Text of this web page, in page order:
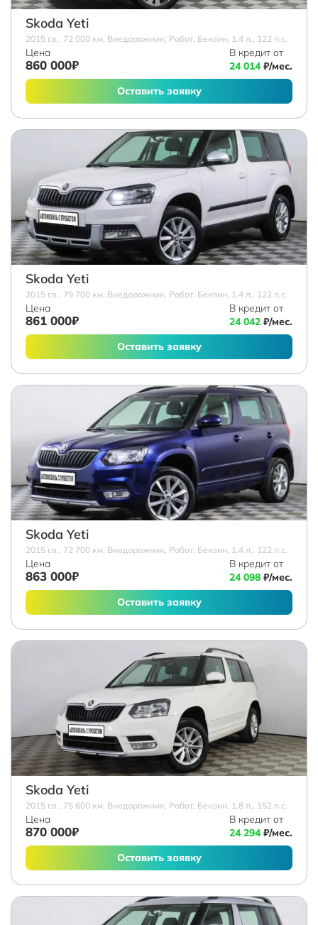
Skoda Yeti
2015 г.в., 72 000 км, Внедорожник, Робот, Бензин, 1.4 л., 122 л.с.
Цена
860 000₽
В кредит от
24 014₽/мес.
Оставить заявку
Skoda Yeti
2015 г.в., 79 700 км, Внедорожник, Робот, Бензин, 1.4 л., 122 л.с.
Цена
861 000₽
В кредит от
24 042 ₽/мес.
Оставить заявку
Skoda Yeti
2015 г.в., 72 700 км, Внедорожник, Робот, Бензин, 1.4 л., 122 л.с.
Цена
863 000₽
В кредит от
24 098 ₽/мес.
Оставить заявку
Skoda Yeti
2015 г.в., 75 600 км, Внедорожник, Робот, Бензин, 1.8 л., 152 л.с.
Цена
870 000₽
В кредит от
24 294₽/мес.
Оставить заявку